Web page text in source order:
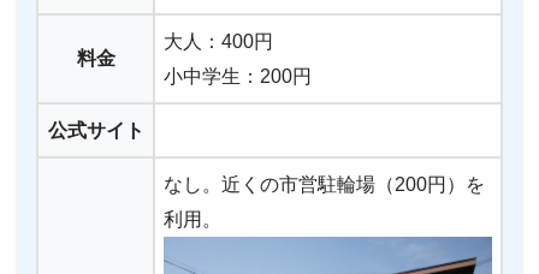
料金
大人：400円
小中学生：200円
公式サイト
なし。近くの市営駐輪場（200円）を
利用。